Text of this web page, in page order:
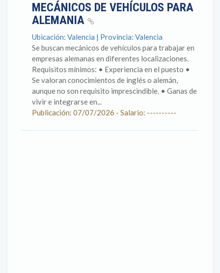
MECÁNICOS DE VEHÍCULOS PARA
ALEMANIA
Ubicación: Valencia | Provincia: Valencia
Se buscan mecánicos de vehículos para trabajar en
empresas alemanas en diferentes localizaciones.
Requisitos mínimos: • Experiencia en el puesto •
Se valoran conocimientos de inglés o alemán,
aunque no son requisito imprescindible. • Ganas de
vivir e integrarse en...
Publicación: 07/07/2026 - Salario: ----------